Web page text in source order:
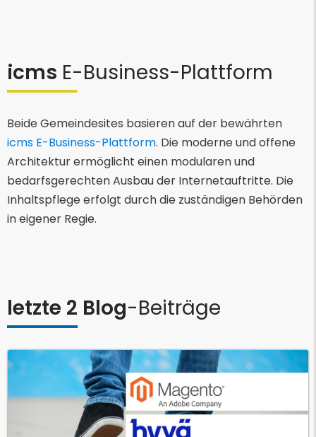
icms E-Business-Plattform
Beide Gemeindesites basieren auf der bewährten
icms E-Business-Plattform. Die moderne und offene
Architektur ermöglicht einen modularen und
bedarfsgerechten Ausbau der Internetauftritte. Die
Inhaltspflege erfolgt durch die zuständigen Behörden
in eigener Regie.
letzte 2 Blog-Beiträge